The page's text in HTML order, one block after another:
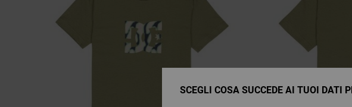
SCEGLI COSA SUCCEDE AI TUOI DATI